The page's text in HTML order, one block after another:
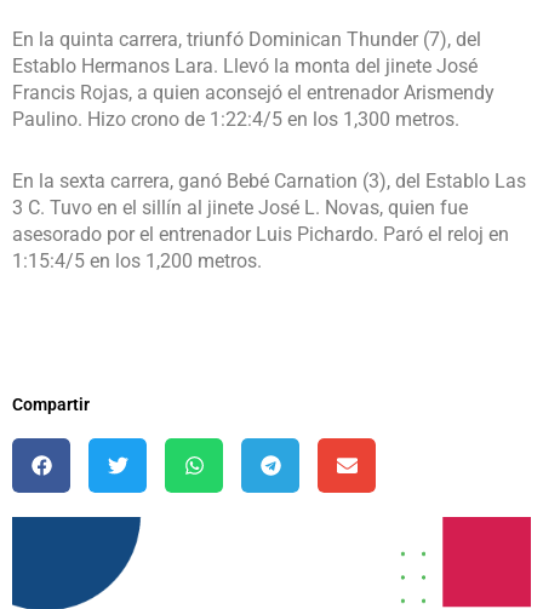
En la quinta carrera, triunfó Dominican Thunder (7), del
Establo Hermanos Lara. Llevó la monta del jinete José
Francis Rojas, a quien aconsejó el entrenador Arismendy
Paulino. Hizo crono de 1:22:4/5 en los 1,300 metros.
En la sexta carrera, ganó Bebé Carnation (3), del Establo Las
3 C. Tuvo en el sillín al jinete José L. Novas, quien fue
asesorado por el entrenador Luis Pichardo. Paró el reloj en
1:15:4/5 en los 1,200 metros.
Compartir